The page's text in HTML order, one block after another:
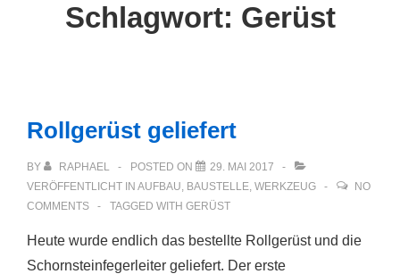
Schlagwort: Gerüst
Rollgerüst geliefert
BY RAPHAEL POSTED ON
29. MAI 2017
VERÖFFENTLICHT IN AUFBAU, BAUSTELLE, WERKZEUG
NO
COMMENTS
TAGGED WITH GERÜST
Heute wurde endlich das bestellte Rollgerüst und die
Schornsteinfegerleiter geliefert. Der erste